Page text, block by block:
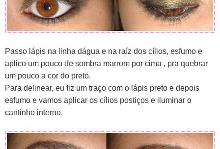
Passo lápis na linha dágua e na raíz dos cílios, esfumo e
aplico um pouco de sombra marrom por cima , pra quebrar
um pouco a cor do preto.
Para delinear, eu fiz um traço com o lápis preto e depois
esfumo e vamos aplicar os cílios postiços e iluminar o
cantinho interno.